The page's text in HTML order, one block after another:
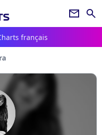
newsletter search
français